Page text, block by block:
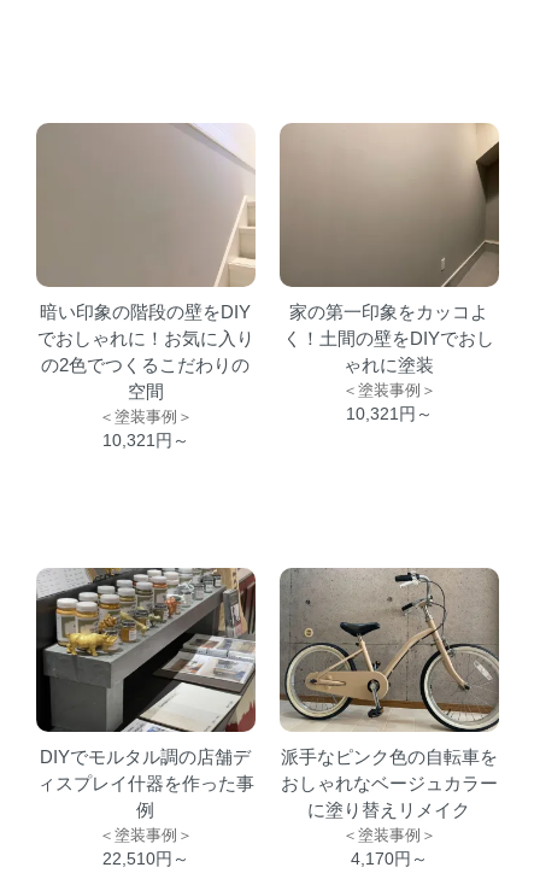
暗い印象の階段の壁をDIY
でおしゃれに！お気に入り
の2色でつくるこだわりの
空間
＜塗装事例＞
10,321円～
家の第一印象をカッコよ
く！土間の壁をDIYでおし
ゃれに塗装
＜塗装事例＞
10,321円～
DIYでモルタル調の店舗デ
ィスプレイ什器を作った事
例
＜塗装事例＞
22,510円～
派手なピンク色の自転車を
おしゃれなベージュカラー
に塗り替えリメイク
＜塗装事例＞
4,170円～